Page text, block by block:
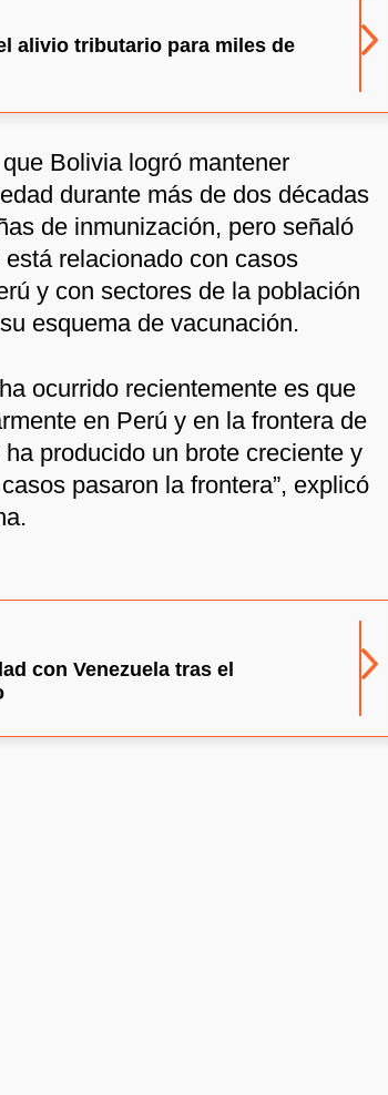
alivio tributario para miles de
Bolivia logró mantener
durante más de dos décadas
de inmunización, pero señaló
relacionado con casos
y con sectores de la población
esquema de vacunación.
ocurrido recientemente es que
en Perú y en la frontera de
ha producido un brote creciente y
pasaron la frontera”, explicó
con Venezuela tras el